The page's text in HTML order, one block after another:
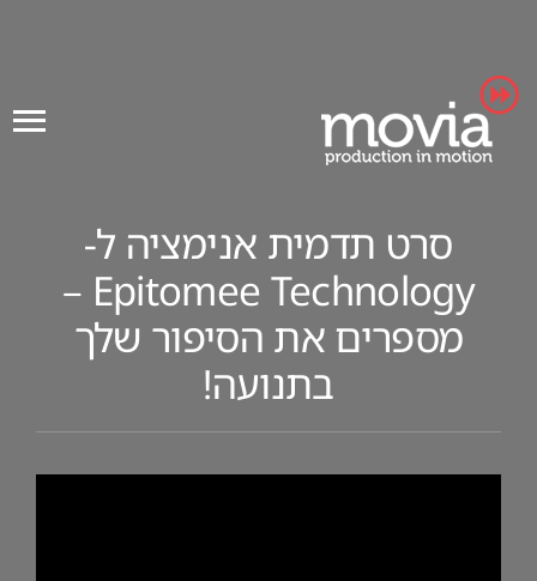
content
סרט תדמית אנימציה ל-
Epitomee Technology –
מספרים את הסיפור שלך
בתנועה!